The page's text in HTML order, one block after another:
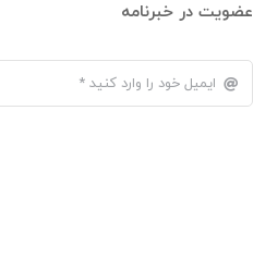
عضویت در خبرنامه